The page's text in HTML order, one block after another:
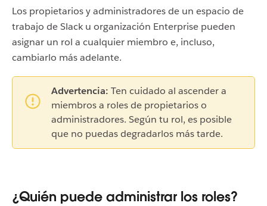
Los propietarios y administradores de un espacio de
trabajo de Slack u organización Enterprise pueden
asignar un rol a cualquier miembro e, incluso,
cambiarlo más adelante.
Advertencia: Ten cuidado al ascender a
miembros a roles de propietarios o
administradores. Según tu rol, es posible
que no puedas degradarlos más tarde.
¿Quién puede administrar los roles?